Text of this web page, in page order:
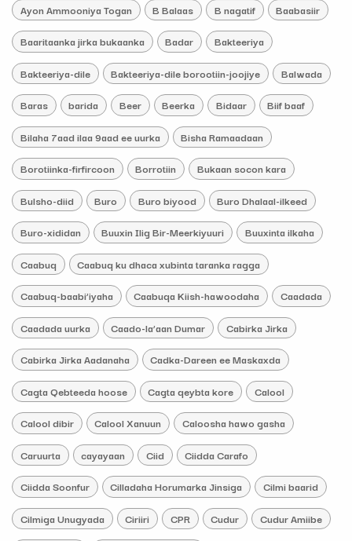
Ayon Ammooniya Togan B Balaas B nagatif Baabasiir
Baaritaanka jirka bukaanka Badar Bakteeriya
Bakteeriya-dile Bakteeriya-dile borootiin-joojiye Balwada
Baras barida Beer Beerka Bidaar Biif baaf
Bilaha 7aad ilaa 9aad ee uurka Bisha Ramaadaan
Borotiinka-firfircoon Borrotiin Bukaan socon kara
Bulsho-diid Buro Buro biyood Buro Dhalaal-ilkeed
Buro-xididan Buuxin Ilig Bir-Meerkiyuuri Buuxinta ilkaha
Caabuq Caabuq ku dhaca xubinta taranka ragga
Caabuq-baabi’iyaha Caabuqa Kiish-hawoodaha Caadada
Caadada uurka Caado-la’aan Dumar Cabirka Jirka
Cabirka Jirka Aadanaha Cadka-Dareen ee Maskaxda
Cagta Qebteeda hoose Cagta qeybta kore Calool
Calool dibir Calool Xanuun Caloosha hawo gasha
Caruurta cayayaan Ciid Ciidda Carafo
Ciidda Soonfur Cilladaha Horumarka Jinsiga Cilmi baarid
Cilmiga Unugyada Ciriiri CPR Cudur Cudur Amiibe